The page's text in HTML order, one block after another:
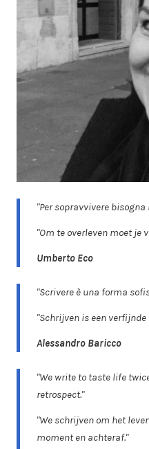
"Per sopravvivere
"Om te overleven moet je
Umberto Eco
"Scrivere è una forma
"Schrijven is een
Alessandro Baricco
"We write to taste life
retrospect."
"We schrijven om het
moment en achteraf."